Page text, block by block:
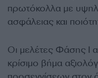
πρωτόκολλα με
ασφάλειας και
Οι μελέτες Φάσης Ι
κρίσιμο βήμα